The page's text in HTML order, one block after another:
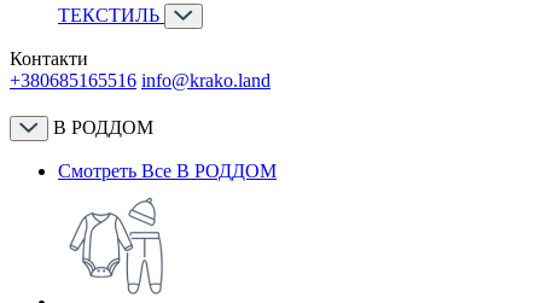
ТЕКСТИЛЬ
Контакти
+380685165516 info@krako.land
В РОДДОМ
Смотреть Все В РОДДОМ